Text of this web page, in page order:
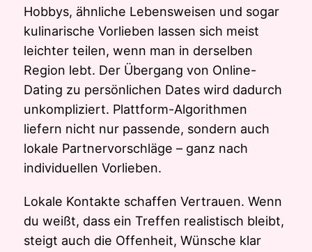
Hobbys, ähnliche Lebensweisen und sogar
kulinarische Vorlieben lassen sich meist
leichter teilen, wenn man in derselben
Region lebt. Der Übergang von Online-
Dating zu persönlichen Dates wird dadurch
unkompliziert. Plattform-Algorithmen
liefern nicht nur passende, sondern auch
lokale Partnervorschläge – ganz nach
individuellen Vorlieben.
Lokale Kontakte schaffen Vertrauen. Wenn
du weißt, dass ein Treffen realistisch bleibt,
steigt auch die Offenheit, Wünsche klar